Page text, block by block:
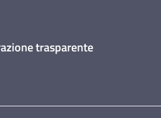
trasparente